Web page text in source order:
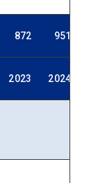
872 951
2023 2024